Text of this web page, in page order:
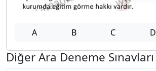
A B C D
Diğer Ara Deneme Sınavları